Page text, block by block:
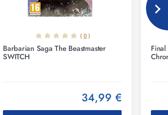
( 0)
Barbarian Saga The Beastmaster
SWITCH
34,99 €